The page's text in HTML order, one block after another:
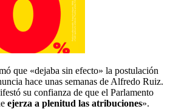
que «dejaba sin efecto» la postulación
hace unas semanas de Alfredo Ruiz.
su confianza de que el Parlamento
ejerza a plenitud las atribuciones».